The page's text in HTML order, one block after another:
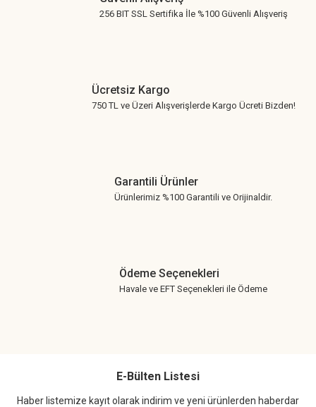
256 BIT SSL Sertifika İle %100 Güvenli Alışveriş
Ücretsiz Kargo
750 TL ve Üzeri Alışverişlerde Kargo Ücreti Bizden!
Garantili Ürünler
Ürünlerimiz %100 Garantili ve Orijinaldir.
Ödeme Seçenekleri
Havale ve EFT Seçenekleri ile Ödeme
E-Bülten Listesi
Haber listemize kayıt olarak indirim ve yeni ürünlerden haberdar